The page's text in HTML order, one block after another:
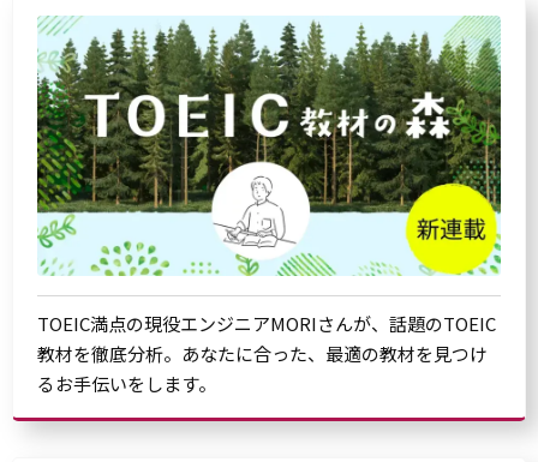
TOEIC満点の現役エンジニアMORIさんが、話題のTOEIC
教材を徹底分析。あなたに合った、最適の教材を見つけ
るお手伝いをします。